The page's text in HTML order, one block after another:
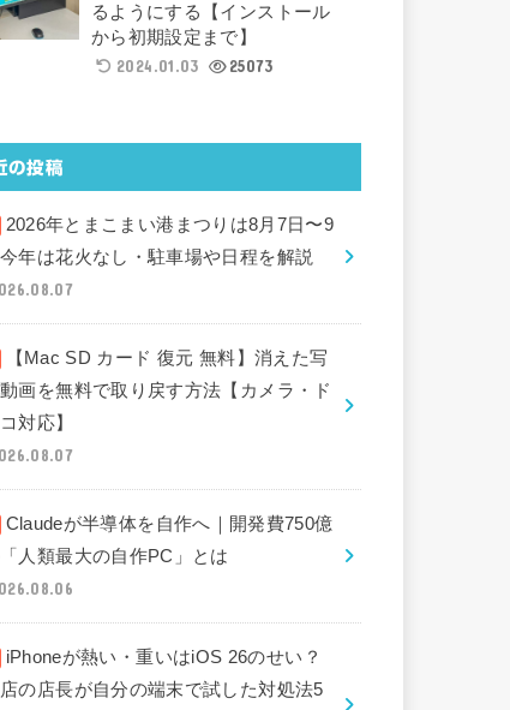
るようにする【インストール
から初期設定まで】
2024.01.03
25073
の投稿
2026年とまこまい港まつりは8月7日〜9
年は花火なし・駐車場や日程を解説
【Mac SD カード 復元 無料】消えた写
画を無料で取り戻す方法【カメラ・ド
対応】
Claudeが半導体を自作へ｜開発費750億
人類最大の自作PC」とは
iPhoneが熱い・重いはiOS 26のせい？
の店長が自分の端末で試した対処法5